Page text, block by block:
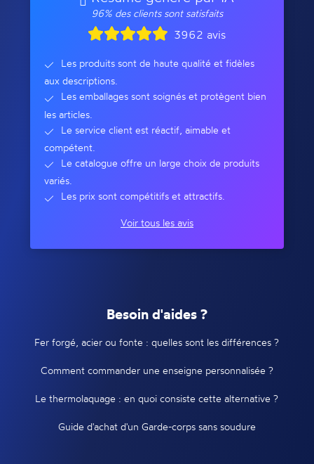
96% des clients sont satisfaits
3962 avis
Les produits sont de haute qualité et fidèles
aux descriptions.
Les emballages sont soignés et protègent bien
les articles.
Le service client est réactif, aimable et
compétent.
Le catalogue offre un large choix de produits
variés.
Les prix sont compétitifs et attractifs.
Voir tous les avis
Besoin d'aides ?
Fer forgé, acier ou fonte : quelles sont les différences ?
Comment commander une enseigne personnalisée ?
Le thermolaquage : en quoi consiste cette alternative ?
Guide d'achat d'un Garde-corps sans soudure